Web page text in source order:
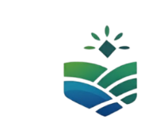
contenido